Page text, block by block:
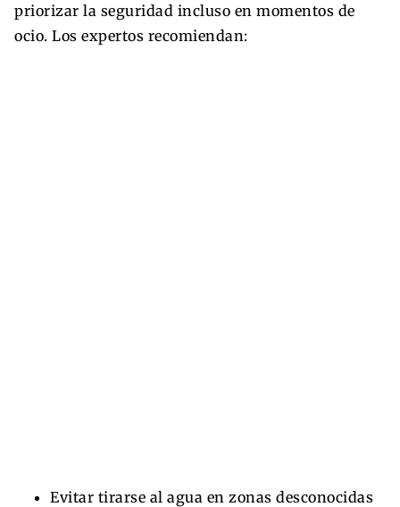
priorizar la seguridad incluso en momentos de
ocio. Los expertos recomiendan:
Evitar tirarse al agua en zonas desconocidas